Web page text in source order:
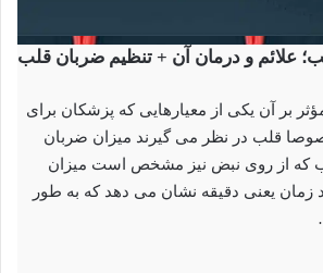
علائم و درمان آن + تنظیم ضربان قلب
بر آن یکی از معیارهایی که پزشکان برای
قلب در نظر می گیرند میزان ضربان
که از روی نبض نیز مشخص است میزان
زمان یعنی دقیقه نشان می دهد که به طور